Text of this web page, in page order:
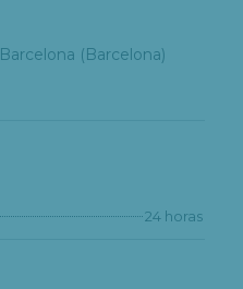
Barcelona (Barcelona)
24 horas